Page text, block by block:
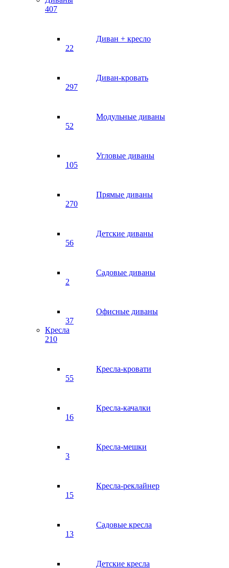
407
Диван + кресло
22
Диван-кровать
297
Модульные диваны
52
Угловые диваны
105
Прямые диваны
270
Детские диваны
56
Садовые диваны
2
Офисные диваны
37
Кресла
210
Кресла-кровати
55
Кресла-качалки
16
Кресла-мешки
3
Кресла-реклайнер
15
Садовые кресла
13
Детские кресла